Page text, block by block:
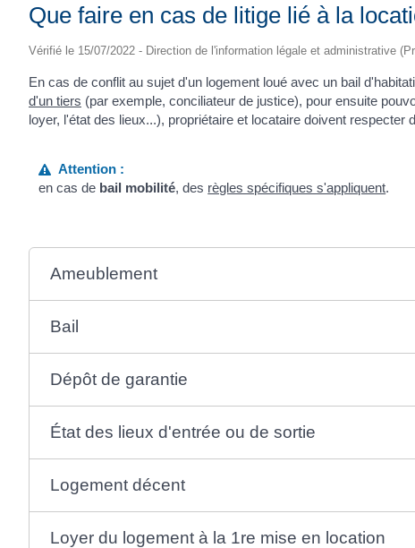
Que faire en cas de litige lié à la
Vérifié le 15/07/2022 - Direction de l'information légale et administrative
En cas de conflit au sujet d'un logement loué avec un bail
d'un tiers (par exemple, conciliateur de justice), pour ensuite
loyer, l'état des lieux...), propriétaire et locataire doivent respecter
Attention :
en cas de bail mobilité, des règles spécifiques s'appliquent.
Ameublement
Bail
Dépôt de garantie
État des lieux d'entrée ou de sortie
Logement décent
Loyer du logement à la 1re mise en location